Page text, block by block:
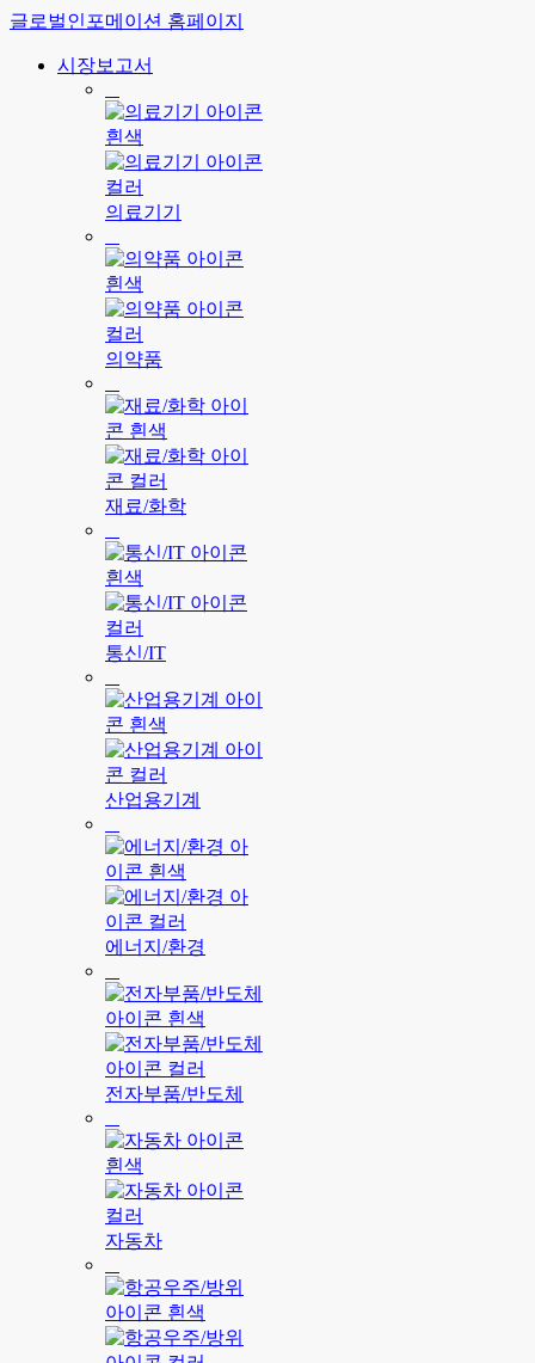
글로벌인포메이션 홈페이지
시장보고서
의료기기
의약품
재료/화학
통신/IT
산업용기계
에너지/환경
전자부품/반도체
자동차